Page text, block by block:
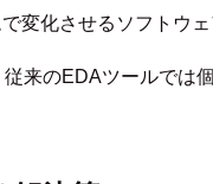
変化させるソフトウ
来のEDAツールでは